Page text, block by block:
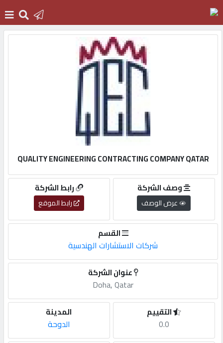
أضف
اعلانك
QUALITY ENGINEERING CONTRACTING COMPANY QATAR
رابط الشركة
رابط الموقع
وصف الشركة
عرض الوصف
القسم
شركات الاستشارات الهندسية
عنوان الشركة
Doha, Qatar
المدينة
الدوحة
التقييم
0.0